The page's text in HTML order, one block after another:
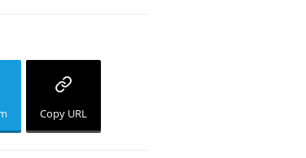
Copy URL